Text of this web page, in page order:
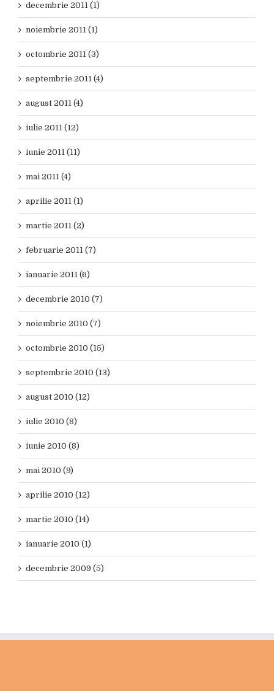
decembrie 2011 (1)
noiembrie 2011 (1)
octombrie 2011 (3)
septembrie 2011 (4)
august 2011 (4)
iulie 2011 (12)
iunie 2011 (11)
mai 2011 (4)
aprilie 2011 (1)
martie 2011 (2)
februarie 2011 (7)
ianuarie 2011 (6)
decembrie 2010 (7)
noiembrie 2010 (7)
octombrie 2010 (15)
septembrie 2010 (13)
august 2010 (12)
iulie 2010 (8)
iunie 2010 (8)
mai 2010 (9)
aprilie 2010 (12)
martie 2010 (14)
ianuarie 2010 (1)
decembrie 2009 (5)